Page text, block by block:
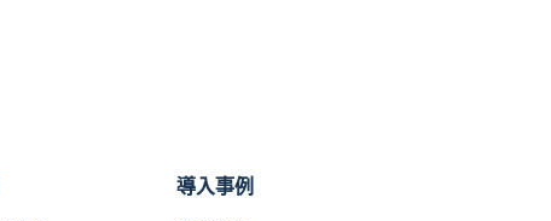
導入事例